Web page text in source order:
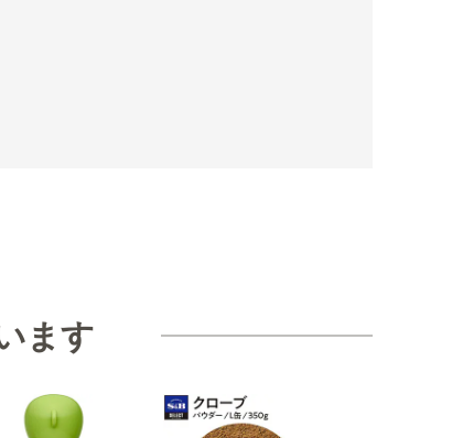
ます